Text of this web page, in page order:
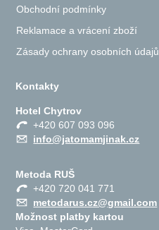
Obchodní podmínky
Reklamace a vrácení zboží
Zásady ochrany osobních údajů
Kontakty
Hotel Chytrov
+420 607 093 096
info@jatomamjinak.cz
Metoda RUŠ
+420 720 041 771
metodarus.cz@gmail.com
Možnost platby kartou